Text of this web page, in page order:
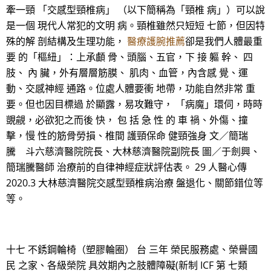
牽一頸 「交感型頸椎病」 （以下簡稱為「頸椎 病」）可以說
是一個 現代人常犯的文明 病。頸椎雖然只短短 七節，但因特
殊的解 剖結構及生理功能， 醫療護腕推薦卻是我們人體最重
要 的「樞紐」：上承顱 骨、頭腦、五官，下 接 軀 幹、 四
肢、 內 臟，外有層層筋膜、 肌肉、血管，內含感 覺、運
動、交感神經 通路。位處人體要衝 地帶，功能自然非常 重
要。但也因目標過 於顯露，易攻難守， 「病魔」環伺，時時
覬覦，必欲犯之而後 快， 包 括 急 性 的 車 禍、外傷、撞
擊，慢 性的筋骨勞損、椎間 護頸保命 健頸強身 文／簡瑞
騰 斗六慈濟醫院院長、大林慈濟醫院副院長 圖／于劍興、
簡瑞騰醫師 治療前的自律神經症狀評估表。 29 人醫心傳
2020.3 大林慈濟醫院交感型頸椎病治療 盤退化、關節錯位等
等。
十七 不銹鋼輪椅（塑膠輪圈） 台 三年 榮民服務處、榮譽國
民 之家、各級榮院 具效期內之肢體障礙(新制 ICF 第 七類